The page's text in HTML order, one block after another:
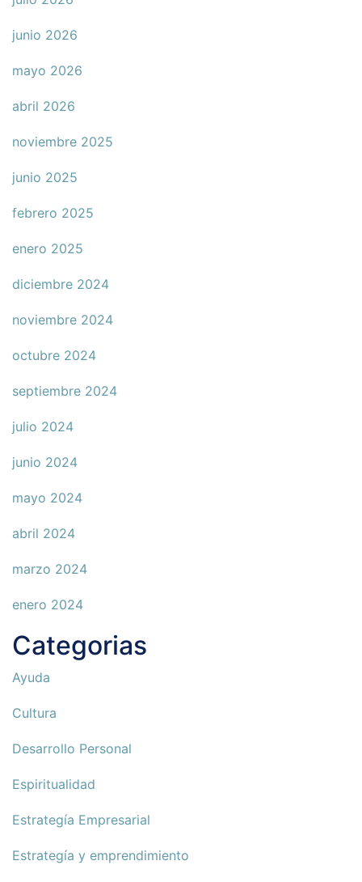
junio 2026
mayo 2026
abril 2026
noviembre 2025
junio 2025
febrero 2025
enero 2025
diciembre 2024
noviembre 2024
octubre 2024
septiembre 2024
julio 2024
junio 2024
mayo 2024
abril 2024
marzo 2024
enero 2024
Categorias
Ayuda
Cultura
Desarrollo Personal
Espiritualidad
Estrategía Empresarial
Estrategía y emprendimiento